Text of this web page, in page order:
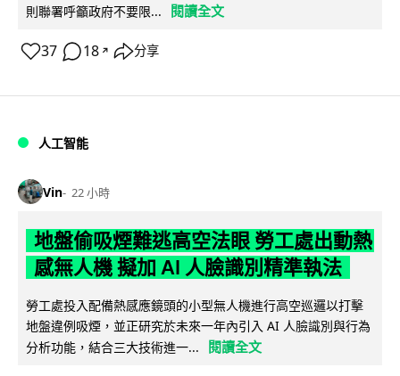
則聯署呼籲政府不要限...
閱讀全文
37 18 ↗ 分享
人工智能
Vin 22 小時
地盤偷吸煙難逃高空法眼 勞工處出動熱
感無人機 擬加 AI 人臉識別精準執法
勞工處投入配備熱感應鏡頭的小型無人機進行高空巡邏以打擊
地盤違例吸煙，並正研究於未來一年內引入 AI 人臉識別與行為
分析功能，結合三大技術進一...
閱讀全文